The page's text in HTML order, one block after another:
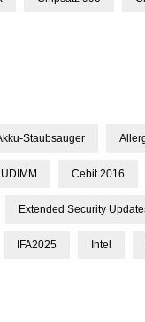
Staubsauger
Cebit 2016
Extended Security
IFA2025 Intel